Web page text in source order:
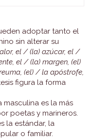
adoptar tanto el
sin alterar su
el / (la) azúcar, el /
el / (la) margen, (el)
(el) / la apóstrofe,
figura la forma
masculina es la más
poetas y marineros.
la estándar, la
o familiar.